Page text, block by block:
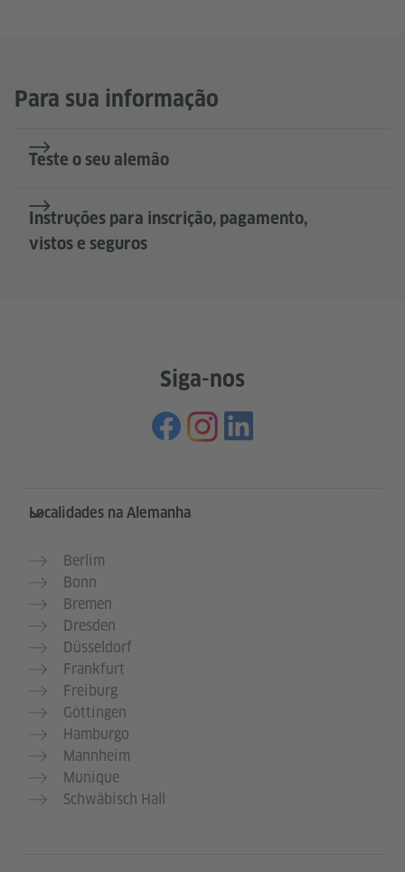
Para sua informação
Teste o seu alemão
Instruções para inscrição, pagamento,
vistos e seguros
Siga-nos
Service- und Informationsbereich
Localidades na Alemanha
Berlim
Bonn
Bremen
Dresden
Düsseldorf
Frankfurt
Freiburg
Göttingen
Hamburgo
Mannheim
Munique
Schwäbisch Hall